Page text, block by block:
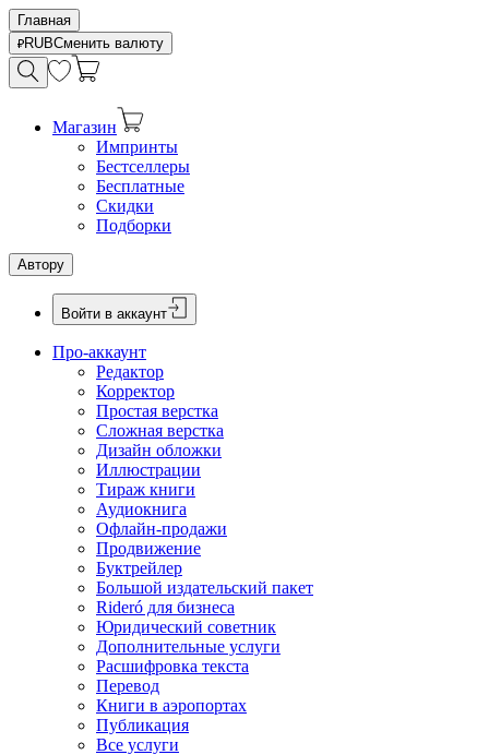
Главная
RUBСменить валюту
Магазин
Импринты
Бестселлеры
Бесплатные
Скидки
Подборки
Автору
Войти в аккаунт
Про-аккаунт
Редактор
Корректор
Простая верстка
Сложная верстка
Дизайн обложки
Иллюстрации
Тираж книги
Аудиокнига
Офлайн-продажи
Продвижение
Буктрейлер
Большой издательский пакет
Rideró для бизнеса
Юридический советник
Дополнительные услуги
Расшифровка текста
Перевод
Книги в аэропортах
Публикация
Все услуги